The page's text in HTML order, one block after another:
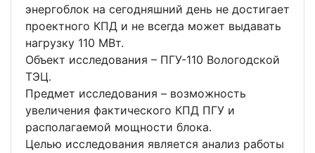
энергоблок на сегодняшний день не достигает
проектного КПД и не всегда может выдавать
нагрузку 110 МВт.
Объект исследования – ПГУ-110 Вологодской
ТЭЦ.
Предмет исследования – возможность
увеличения фактического КПД ПГУ и
располагаемой мощности блока.
Целью исследования является анализ работы